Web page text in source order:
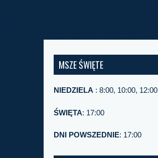
MSZE ŚWIĘTE
NIEDZIELA : 8:00, 10:00, 12:00
ŚWIĘTA: 17:00
DNI POWSZEDNIE: 17:00